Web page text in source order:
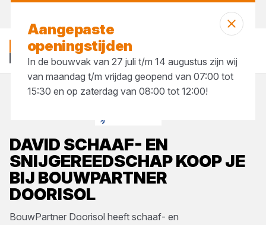
DAVID SCHAAF- EN
SNIJGEREEDSCHAPKOOP JE
BIJ BOUWPARTNER
DOORISOL
BouwPartner Doorisol heeft schaaf- en
Aangepaste
openingstijden
In de bouwvak van 27 juli t/m 14 augustus zijn wij
van maandag t/m vrijdag geopend van 07:00 tot
15:30 en op zaterdag van 08:00 tot 12:00!